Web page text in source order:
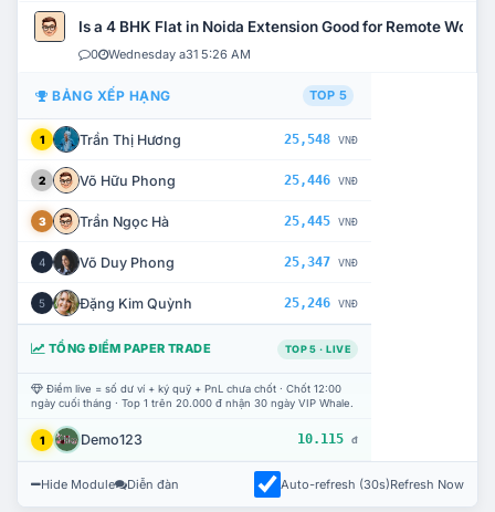
Is a 4 BHK Flat in Noida Extension Good for Remote Work?
0 Wednesday a31 5:26 AM
BẢNG XẾP HẠNG TOP 5
1 Trần Thị Hương 25,548 VNĐ
2 Võ Hữu Phong 25,446 VNĐ
3 Trần Ngọc Hà 25,445 VNĐ
4 Võ Duy Phong 25,347 VNĐ
5 Đặng Kim Quỳnh 25,246 VNĐ
TỔNG ĐIỂM PAPER TRADE TOP 5 · LIVE
Điểm live = số dư ví + ký quỹ + PnL chưa chốt · Chốt 12:00
ngày cuối tháng · Top 1 trên 20.000 đ nhận 30 ngày VIP Whale.
1 Demo123 10.115 đ
Hide Module Diễn đàn Auto-refresh (30s)Refresh Now